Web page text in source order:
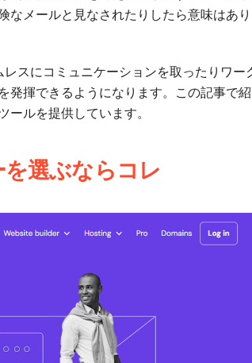
なメールと見なされたりしたら意味はあり
スにコミュニケーションを取ったりワー
発揮できるようになります。この記事で紹
ールを提供しています。
選ぶならコレ